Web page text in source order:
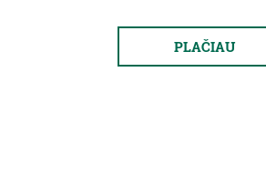
PLAČIAU